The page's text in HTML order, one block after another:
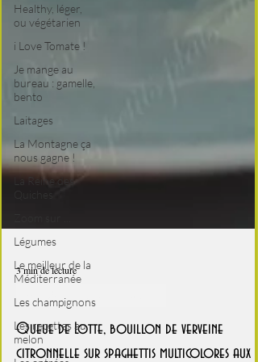
Healthy, léger,
ou végétarien
i Love Tomate !
Je mange au
bureau : gamelle,
bento
Laitages
La Montagne ça
nous gagne !
La Reine des
Légumes
Le meilleur de la
Méditerranée
Les champignons
Les recettes au
melon
3 min de lecture
Healthy, léger, ou végétarien